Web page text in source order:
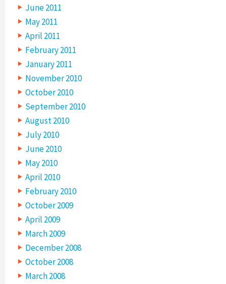
June 2011
May 2011
April 2011
February 2011
January 2011
November 2010
October 2010
September 2010
August 2010
July 2010
June 2010
May 2010
April 2010
February 2010
October 2009
April 2009
March 2009
December 2008
October 2008
March 2008